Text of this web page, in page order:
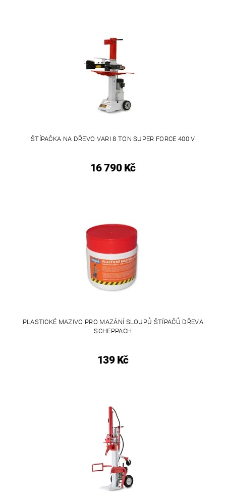
ŠTÍPAČKA NA DŘEVO VARI 8 TON SUPER FORCE 400 V
16 790 Kč
PLASTICKÉ MAZIVO PRO MAZÁNÍ SLOUPŮ ŠTÍPAČŮ DŘEVA
SCHEPPACH
139 Kč